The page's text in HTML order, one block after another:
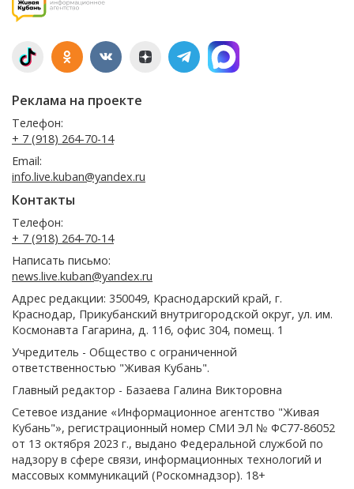
Реклама на проекте
Телефон:
+ 7 (918) 264-70-14
Email:
info.live.kuban@yandex.ru
Контакты
Телефон:
+ 7 (918) 264-70-14
Написать письмо:
news.live.kuban@yandex.ru
Адрес редакции: 350049, Краснодарский край, г.
Краснодар, Прикубанский внутригородской округ, ул. им.
Космонавта Гагарина, д. 116, офис 304, помещ. 1
Учредитель - Общество с ограниченной
ответственностью "Живая Кубань".
Главный редактор - Базаева Галина Викторовна
Сетевое издание «Информационное агентство "Живая
Кубань"», регистрационный номер СМИ ЭЛ № ФС77-86052
от 13 октября 2023 г., выдано Федеральной службой по
надзору в сфере связи, информационных технологий и
массовых коммуникаций (Роскомнадзор). 18+